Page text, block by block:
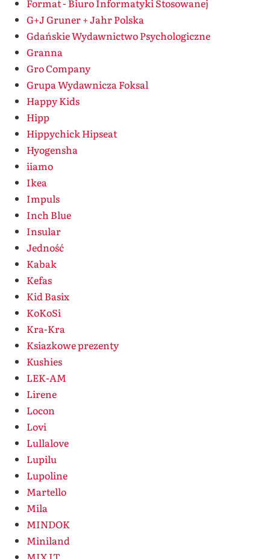
Format - Biuro Informatyki Stosowanej
G+J Gruner + Jahr Polska
Gdańskie Wydawnictwo Psychologiczne
Granna
Gro Company
Grupa Wydawnicza Foksal
Happy Kids
Hipp
Hippychick Hipseat
Hyogensha
iiamo
Ikea
Impuls
Inch Blue
Insular
Jedność
Kabak
Kefas
Kid Basix
KoKoSi
Kra-Kra
Ksiazkowe prezenty
Kushies
LEK-AM
Lirene
Locon
Lovi
Lullalove
Lupilu
Lupoline
Martello
Mila
MINDOK
Miniland